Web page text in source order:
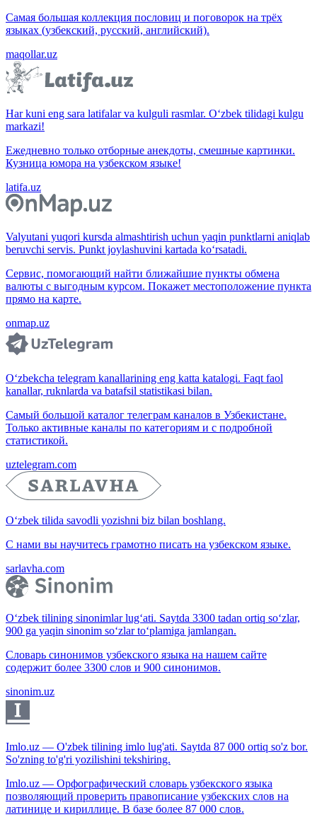
Самая большая коллекция пословиц и поговорок на трёх
языках (узбекский, русский, английский).
maqollar.uz
Har kuni eng sara latifalar va kulguli rasmlar. O‘zbek tilidagi kulgu
markazi!
Ежедневно только отборные анекдоты, смешные картинки.
Кузница юмора на узбекском языке!
latifa.uz
Valyutani yuqori kursda almashtirish uchun yaqin punktlarni aniqlab
beruvchi servis. Punkt joylashuvini kartada ko‘rsatadi.
Сервис, помогающий найти ближайшие пункты обмена
валюты с выгодным курсом. Покажет местоположение пункта
прямо на карте.
onmap.uz
O‘zbekcha telegram kanallarining eng katta katalogi. Faqt faol
kanallar, ruknlarda va batafsil statistikasi bilan.
Самый большой каталог телеграм каналов в Узбекистане.
Только активные каналы по категориям и с подробной
статистикой.
uztelegram.com
O‘zbek tilida savodli yozishni biz bilan boshlang.
С нами вы научитесь грамотно писать на узбекском языке.
sarlavha.com
O‘zbek tilining sinonimlar lug‘ati. Saytda 3300 tadan ortiq so‘zlar,
900 ga yaqin sinonim so‘zlar to‘plamiga jamlangan.
Словарь синонимов узбекского языка на нашем сайте
содержит более 3300 слов и 900 синонимов.
sinonim.uz
Imlo.uz — O'zbek tilining imlo lug'ati. Saytda 87 000 ortiq so'z bor.
So'zning to'g'ri yozilishini tekshiring.
Imlo.uz — Орфографический словарь узбекского языка
позволяющий проверить правописание узбекских слов на
латинице и кириллице. В базе более 87 000 слов.